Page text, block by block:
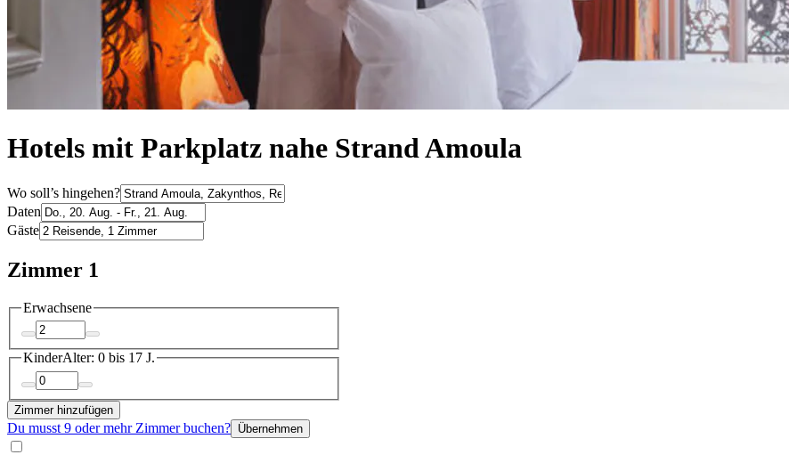
Hotels mit Parkplatz nahe Strand Amoula
Wo soll’s hingehen?
Daten
Gäste
Zimmer 1
Erwachsene
KinderAlter: 0 bis 17 J.
Zimmer hinzufügen
Du musst 9 oder mehr Zimmer buchen? Übernehmen